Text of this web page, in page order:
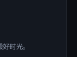
时光。